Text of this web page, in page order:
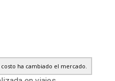
ha cambiado el mercado.